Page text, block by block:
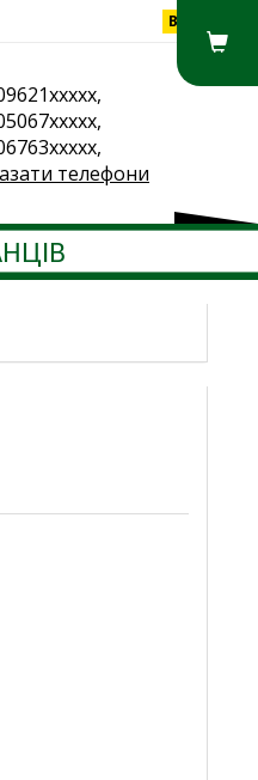
Вхід
телефони